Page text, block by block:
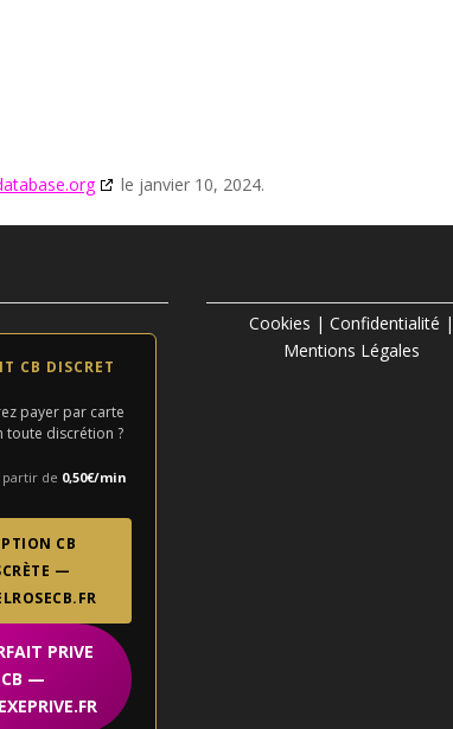
le janvier 10, 2024.
CB DISCRET
payer par carte
toute discrétion ?
partir de 0,50€/min
CB
—
PRIVE
CB —
Cookies | Confidentialité |
Mentions Légales